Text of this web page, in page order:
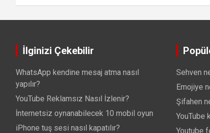
İlginizi Çekebilir
WhatsApp kendine mesaj atma nasıl
yapılır?
YouTube Reklamsız Nasıl İzlenir?
İnternetsiz oynanabilecek 10 mobil oyun
iPhone tuş sesi nasıl kapatılır?
Sehven
Emojiye
Şifahen
YouTube
Youtube